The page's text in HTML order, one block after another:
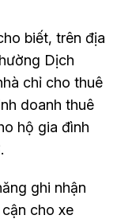
biết, trên địa
Dịch
chỉ cho thuê
doanh thuê
hộ gia đình
ghi nhận
cho xe